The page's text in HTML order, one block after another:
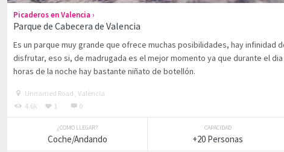
Picaderos en Valencia ›
Parque de Cabecera de Valencia
Es un parque muy grande que ofrece muchas posibilidades, hay infinidad
disfrutar, eso si, de madrugada es el mejor momento ya que durante el
horas de la noche hay bastante niñato de botellón.
Unnamed Road , València
4.6k
1 0
¿COMO LLEGAR?
Coche/Andando
CAPACIDAD
+20 Personas